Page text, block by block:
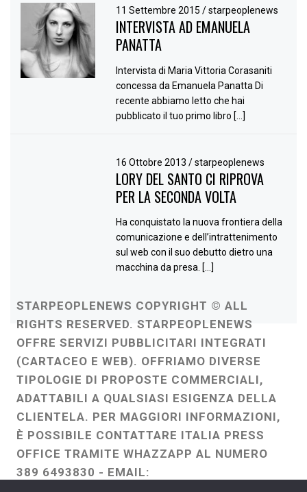
11 Settembre 2015/ starpeoplenews
INTERVISTA AD EMANUELA
PANATTA
Intervista di Maria Vittoria Corasaniti
concessa da Emanuela Panatta Di
recente abbiamo letto che hai
pubblicato il tuo primo libro […]
16 Ottobre 2013/ starpeoplenews
LORY DEL SANTO CI RIPROVA
PER LA SECONDA VOLTA
Ha conquistato la nuova frontiera della
comunicazione e dell’intrattenimento
sul web con il suo debutto dietro una
macchina da presa. […]
STARPEOPLENEWS COPYRIGHT © ALL
RIGHTS RESERVED. STARPEOPLENEWS
OFFRE SERVIZI PUBBLICITARI INTEGRATI
(CARTACEO E WEB). OFFRIAMO DIVERSE
TIPOLOGIE DI PROPOSTE COMMERCIALI,
ADATTABILI A QUALSIASI ESIGENZA DELLA
CLIENTELA. PER MAGGIORI INFORMAZIONI,
È POSSIBILE CONTATTARE ITALIA PRESS
OFFICE TRAMITE WHAZZAPP AL NUMERO
389 6493830 - EMAIL: